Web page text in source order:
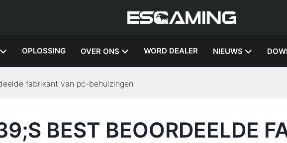
OPLOSSING OVER ONS WORD DEALER NIEUWS
fabrikant van pc-behuizingen
BEST BEOORDEELDE